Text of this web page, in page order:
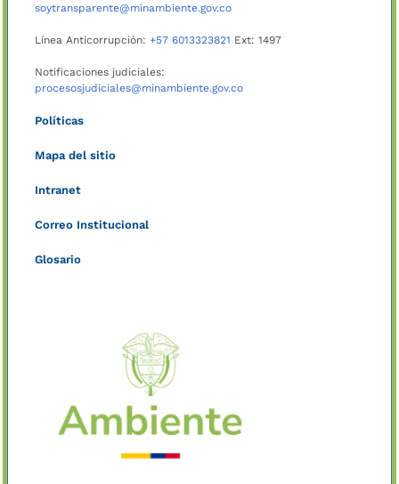
soytransparente@minambiente.gov.co
Línea Anticorrupción: +57 6013323821 Ext: 1497
Notificaciones judiciales:
procesosjudiciales@minambiente.gov.co
Políticas
Mapa del sitio
Intranet
Correo Institucional
Glosario